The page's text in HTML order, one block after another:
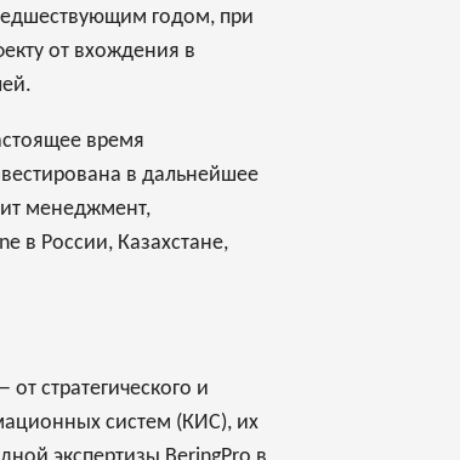
годом, при
от вхождения в
время
в дальнейшее
менеджмент,
в России, Казахстане,
стратегического и
систем (КИС), их